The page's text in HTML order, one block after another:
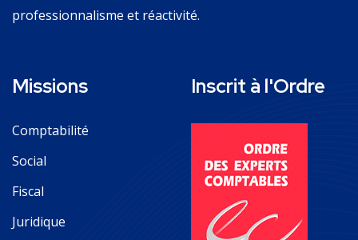
professionnalisme et réactivité.
Missions
Comptabilité
Social
Fiscal
Juridique
Inscrit à l'Ordre